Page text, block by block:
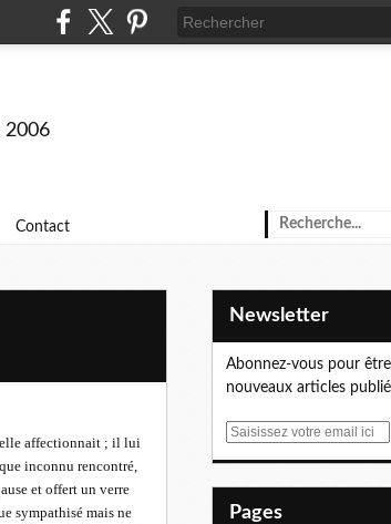
2006
Contact
affectionnait ; il lui
inconnu rencontré,
et offert un verre
sympathisé mais ne
Newsletter
Abonnez-vous pour
nouveaux articles
E
Pages